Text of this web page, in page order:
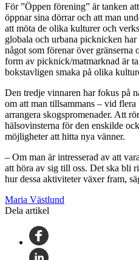
För ”Öppen förening” är tanken
öppnar sina dörrar och att man
att möta de olika kulturer och
globala och urbana picknicken
något som förenar över gränserna
form av picknick/matmarknad är
bokstavligen smaka på olika
Den tredje vinnaren har fokus på
om att man tillsammans – vid
arrangera skogspromenader. Att
hälsovinsterna för den enskilde
möjligheter att hitta nya vänner.
– Om man är intresserad av att
att höra av sig till oss. Det ska bli
hur dessa aktiviteter växer fram,
Maria Västlund
Dela artikel